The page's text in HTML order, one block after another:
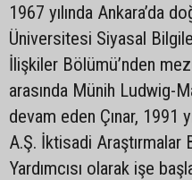
1967 yılında Ankara’da
Üniversitesi Siyasal
İlişkiler Bölümü’nden
arasında Münih Ludwig-
devam eden Çınar, 1991
A.Ş. İktisadi Araştırmalar
Yardımcısı olarak işe